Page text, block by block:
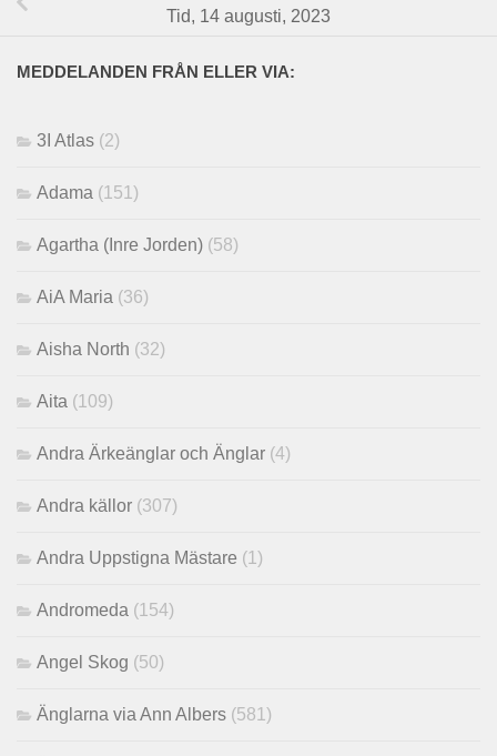
Tid, 14 augusti, 2023
MEDDELANDEN FRÅN ELLER VIA:
3I Atlas (2)
Adama (151)
Agartha (Inre Jorden) (58)
AiA Maria (36)
Aisha North (32)
Aita (109)
Andra Ärkeänglar och Änglar (4)
Andra källor (307)
Andra Uppstigna Mästare (1)
Andromeda (154)
Angel Skog (50)
Änglarna via Ann Albers (581)